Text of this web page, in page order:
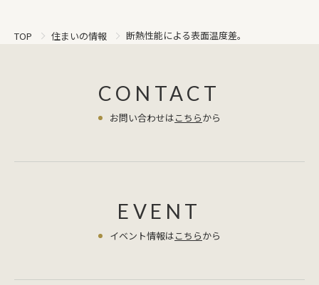
TOP 住まいの情報 断熱性能による表面温度差。
CONTACT
お問い合わせはこちらから
EVENT
イベント情報はこちらから